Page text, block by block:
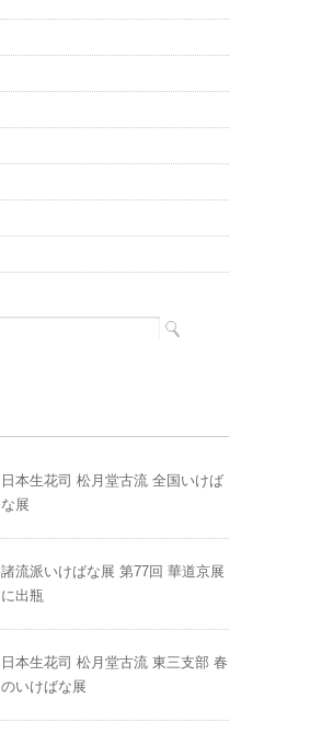
日本生花司 松月堂古流 全国いけば
な展
諸流派いけばな展 第77回 華道京展
に出瓶
日本生花司 松月堂古流 東三支部 春
のいけばな展